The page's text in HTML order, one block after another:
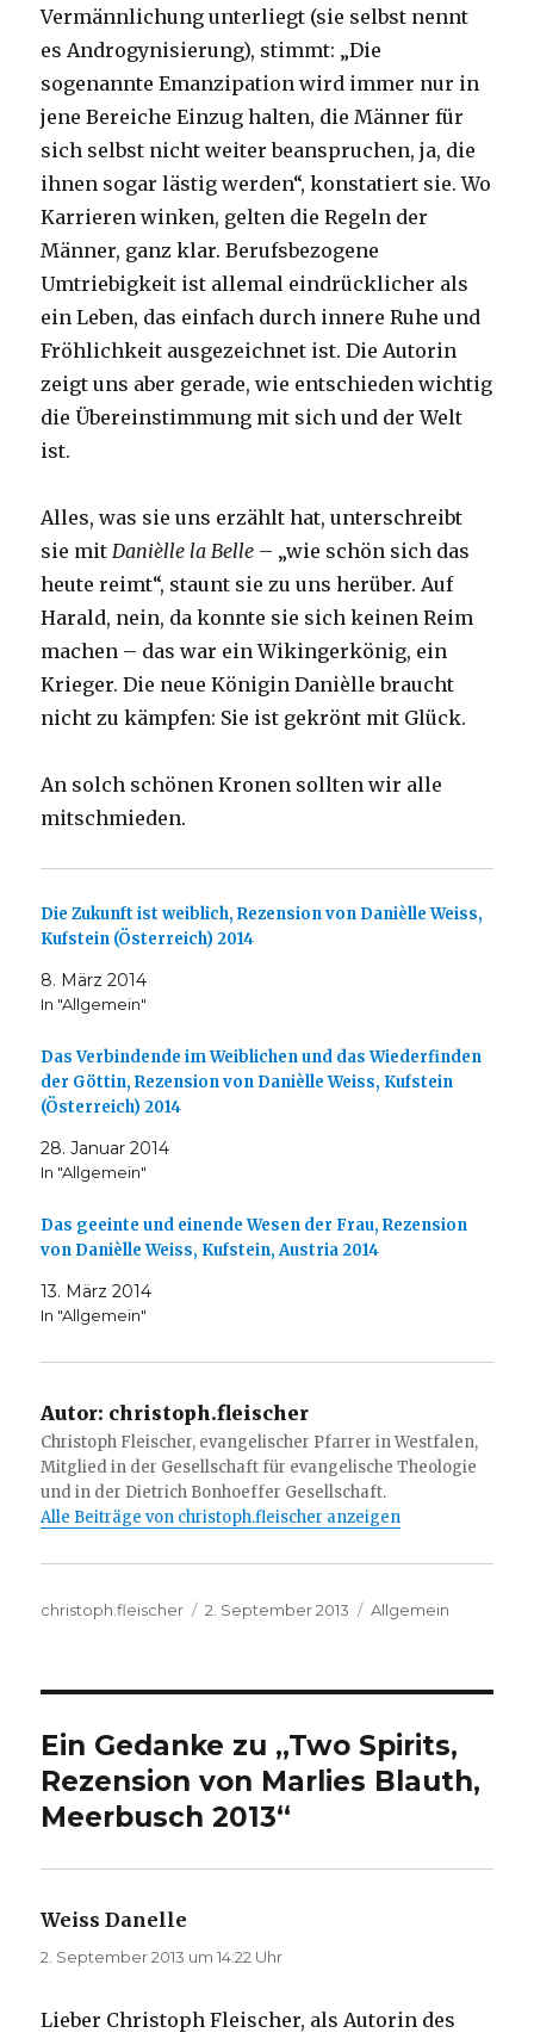
Vermännlichung unterliegt (sie selbst nennt
es Androgynisierung), stimmt: „Die
sogenannte Emanzipation wird immer nur in
jene Bereiche Einzug halten, die Männer für
sich selbst nicht weiter beanspruchen, ja, die
ihnen sogar lästig werden“, konstatiert sie. Wo
Karrieren winken, gelten die Regeln der
Männer, ganz klar. Berufsbezogene
Umtriebigkeit ist allemal eindrücklicher als
ein Leben, das einfach durch innere Ruhe und
Fröhlichkeit ausgezeichnet ist. Die Autorin
zeigt uns aber gerade, wie entschieden wichtig
die Übereinstimmung mit sich und der Welt
ist.
Alles, was sie uns erzählt hat, unterschreibt
sie mitDanièlle la Belle – „wie schön sich das
heute reimt“, staunt sie zu uns herüber. Auf
Harald, nein, da konnte sie sich keinen Reim
machen – das war ein Wikingerkönig, ein
Krieger. Die neue Königin Danièlle braucht
nicht zu kämpfen: Sie ist gekrönt mit Glück.
An solch schönen Kronen sollten wir alle
mitschmieden.
Die Zukunft ist weiblich, Rezension von Danièlle Weiss,
Kufstein (Österreich) 2014
8. März 2014
In "Allgemein"
Das Verbindende im Weiblichen und das Wiederfinden
der Göttin, Rezension von Danièlle Weiss, Kufstein
(Österreich) 2014
28. Januar 2014
In "Allgemein"
Das geeinte und einende Wesen der Frau, Rezension
von Danièlle Weiss, Kufstein, Austria 2014
13. März 2014
In "Allgemein"
Autor: christoph.fleischer
Christoph Fleischer, evangelischer Pfarrer in Westfalen,
Mitglied in der Gesellschaft für evangelische Theologie
und in der Dietrich Bonhoeffer Gesellschaft.
Alle Beiträge von christoph.fleischer anzeigen
Autor
christoph.fleischer
Veröffentlicht
2. September 2013 Kategorien
Allgemein
Ein Gedanke zu „Two Spirits,
Rezension von Marlies Blauth,
Meerbusch 2013“
Weiss Danelle
2. September 2013 um 14:22 Uhr
Lieber Christoph Fleischer, als Autorin des